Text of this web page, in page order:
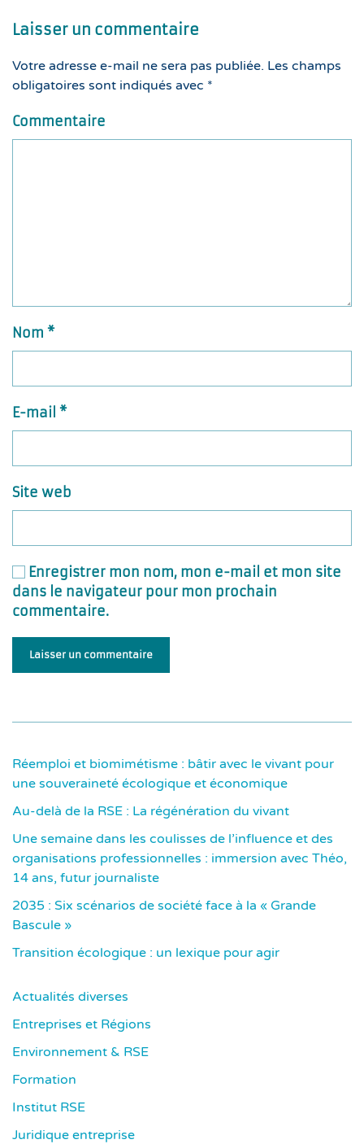
Laisser un commentaire
Votre adresse e-mail ne sera pas publiée. Les champs
obligatoires sont indiqués avec *
Commentaire
Nom *
E-mail *
Site web
Enregistrer mon nom, mon e-mail et mon site
dans le navigateur pour mon prochain
commentaire.
Laisser un commentaire
Réemploi et biomimétisme : bâtir avec le vivant pour
une souveraineté écologique et économique
Au-delà de la RSE : La régénération du vivant
Une semaine dans les coulisses de l’influence et des
organisations professionnelles : immersion avec Théo,
14 ans, futur journaliste
2035 : Six scénarios de société face à la « Grande
Bascule »
Transition écologique : un lexique pour agir
Actualités diverses
Entreprises et Régions
Environnement & RSE
Formation
Institut RSE
Juridique entreprise